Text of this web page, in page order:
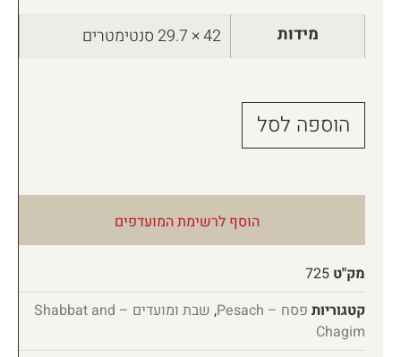
מידות 42 × 29.7 סנטימטרים
הוספה לסל
הוסף לרשימת המועדפים
מק"ט 725
קטגוריות פסח – Pesach ,
שבת ומועדים – Shabbat and
Chagim